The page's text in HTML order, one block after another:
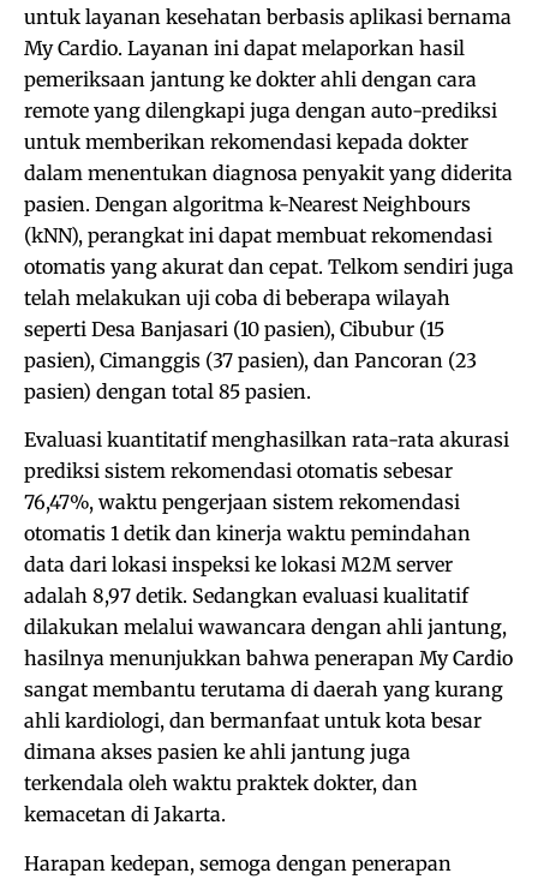
untuk layanan kesehatan berbasis aplikasi bernama
My Cardio. Layanan ini dapat melaporkan hasil
pemeriksaan jantung ke dokter ahli dengan cara
remote yang dilengkapi juga dengan auto-prediksi
untuk memberikan rekomendasi kepada dokter
dalam menentukan diagnosa penyakit yang diderita
pasien. Dengan algoritma k-Nearest Neighbours
(kNN), perangkat ini dapat membuat rekomendasi
otomatis yang akurat dan cepat. Telkom sendiri juga
telah melakukan uji coba di beberapa wilayah
seperti Desa Banjasari (10 pasien), Cibubur (15
pasien), Cimanggis (37 pasien), dan Pancoran (23
pasien) dengan total 85 pasien.
Evaluasi kuantitatif menghasilkan rata-rata akurasi
prediksi sistem rekomendasi otomatis sebesar
76,47%, waktu pengerjaan sistem rekomendasi
otomatis 1 detik dan kinerja waktu pemindahan
data dari lokasi inspeksi ke lokasi M2M server
adalah 8,97 detik. Sedangkan evaluasi kualitatif
dilakukan melalui wawancara dengan ahli jantung,
hasilnya menunjukkan bahwa penerapan My Cardio
sangat membantu terutama di daerah yang kurang
ahli kardiologi, dan bermanfaat untuk kota besar
dimana akses pasien ke ahli jantung juga
terkendala oleh waktu praktek dokter, dan
kemacetan di Jakarta.
Harapan kedepan, semoga dengan penerapan